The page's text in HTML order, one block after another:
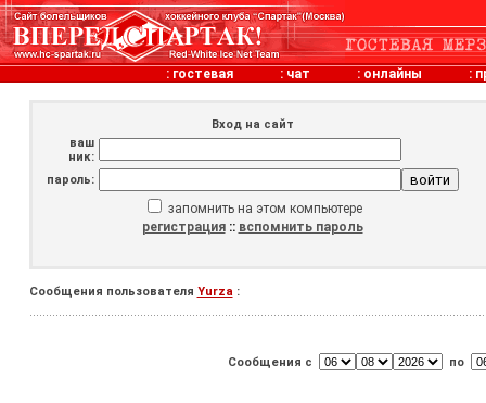
: гостевая : чат : онлайны :
Вход на сайт
ваш
ник:
пароль:
запомнить на этом компьютере
регистрация:: вспомнить пароль
Сообщения пользователя Yurza :
Сообщения с по